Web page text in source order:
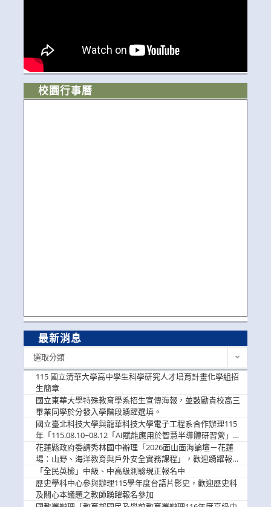
校園行事曆
最新消息
選取分類
115 國立清華大學高中學生科學研究人才培育計畫化學組招
生簡章
國立東華大學特殊教育學系招生宣傳海報，並鼓勵貴校高三
畢業同學於分發入學階段踴躍選填。
國立臺北科技大學與龍華科技大學電子工程系合作辦理115
年「115.08.10~08.12「AI賦能應用於智慧半導體研習營」，
歡迎學生踴躍報名參加
花蓮縣政府委請秀林國中辦理「2026面山面海論壇－花蓮
場：山野、海洋教育與戶外安全實務課程」，歡迎踴躍報名
參加
「全民英檢」中級、中高級測驗現正報名中
歷史學科中心參與辦理115學年度台語片影史，歡迎歷史科
及關心本議題之教師踴躍報名參加